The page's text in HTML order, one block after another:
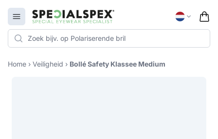
Open menu
Specialspex Logo
Home › Veiligheid › Bollé Safety Klassee Medium